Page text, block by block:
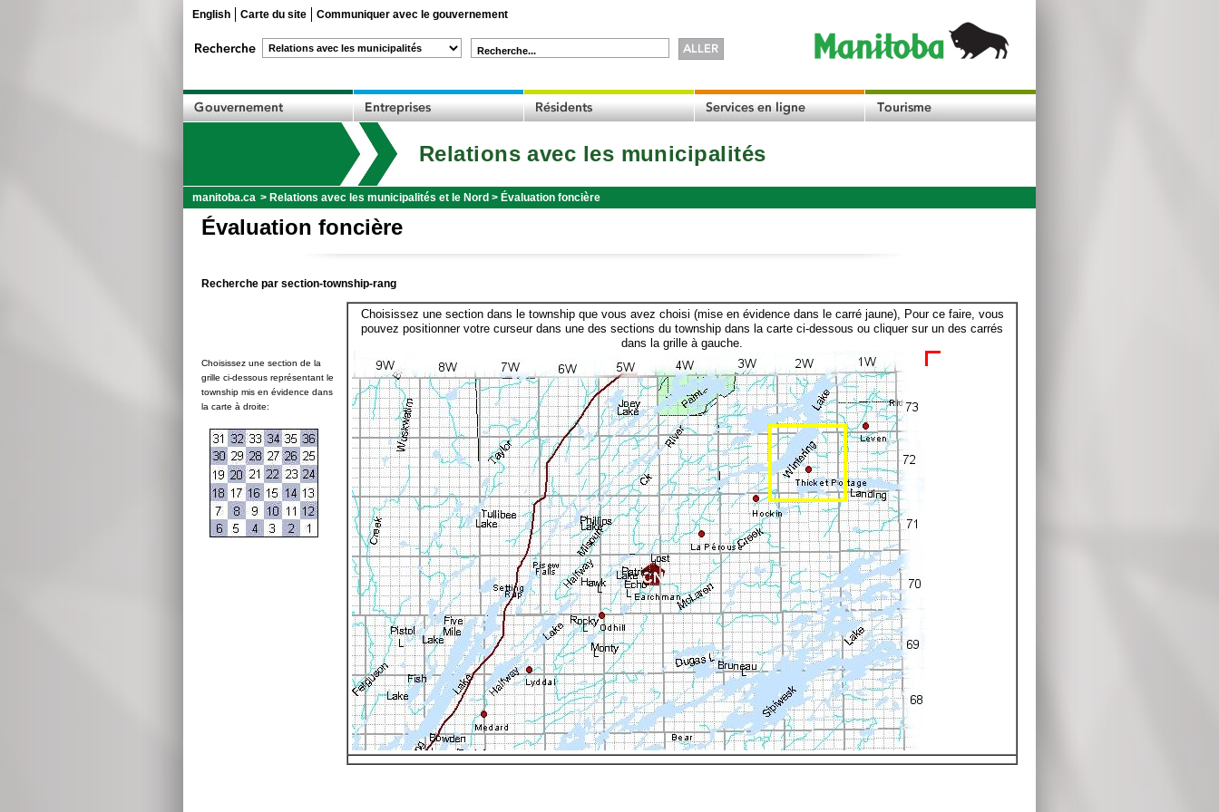
English Carte du site Communiquer avec le gouvernement
Recherche...
Relations avec les municipalités
manitoba.ca > Relations avec les municipalités et le Nord > Évaluation foncière
Évaluation foncière
Recherche par section-township-rang
Choisissez une section de la
grille ci-dessous représentant le
township mis en évidence dans
la carte à droite:
Choisissez une section dans le township que vous avez choisi (mise en évidence dans le carré jaune), Pour ce faire, vous
pouvez positionner votre curseur dans une des sections du township dans la carte ci-dessous ou cliquer sur un des carrés
dans la grille à gauche.